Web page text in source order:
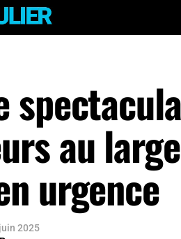
au
urgence
2025